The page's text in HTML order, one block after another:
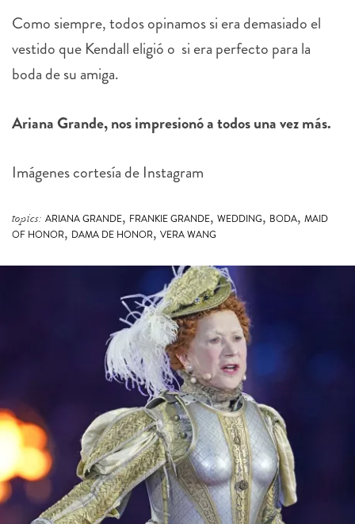
Como siempre, todos opinamos si era demasiado el
vestido que Kendall eligió o si era perfecto para la
boda de su amiga.
Ariana Grande, nos impresionó a todos una vez más.
Imágenes cortesía de Instagram
topics: ARIANA GRANDE, FRANKIE GRANDE, WEDDING, BODA, MAID
OF HONOR, DAMA DE HONOR, VERA WANG